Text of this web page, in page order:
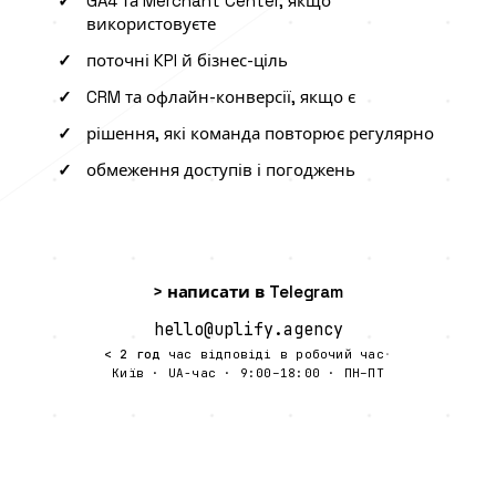
використовуєте
поточні KPI й бізнес-ціль
CRM та офлайн-конверсії, якщо є
рішення, які команда повторює регулярно
обмеження доступів і погоджень
> написати в Telegram
hello@uplify.agency
< 2 год час відповіді в робочий час ·
Київ · UA-час · 9:00–18:00 · ПН–ПТ